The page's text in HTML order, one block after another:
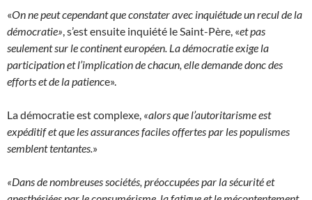
«On ne peut cependant que constater avec inquiétude un recul de la
démocratie», s’est ensuite inquiété le Saint-Père, «et pas
seulement sur le continent européen. La démocratie exige la
participation et l’implication de chacun, elle demande donc des
efforts et de la patience».
La démocratie est complexe, «alors que l’autoritarisme est
expéditif et que les assurances faciles offertes par les populismes
semblent tentantes.»
«Dans de nombreuses sociétés, préoccupées par la sécurité et